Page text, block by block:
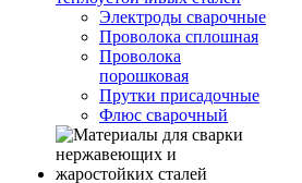
Электроды сварочные
Проволока сплошная
Проволока
порошковая
Прутки присадочные
Флюс сварочный